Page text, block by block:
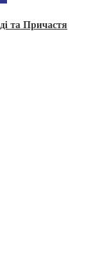
та Причастя